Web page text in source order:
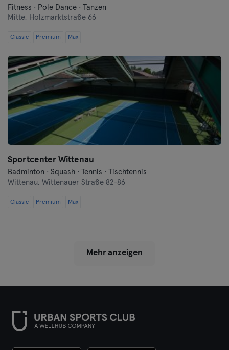
Fitness · Pole Dance · Tanzen
Mitte, Holzmarktstraße 66
Classic Premium Max
Sportcenter Wittenau
Badminton · Squash · Tennis · Tischtennis
Wittenau, Wittenauer Straße 82-86
Classic Premium Max
Mehr anzeigen